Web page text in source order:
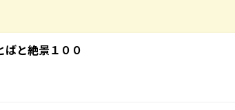
と絶景１００